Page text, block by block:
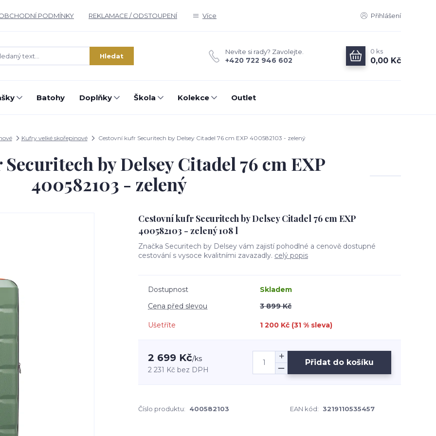
PODMÍNKY REKLAMACE / ODSTOUPENÍ Více Přihlášení
Hledat
Nevíte si rady? Zavolejte.
+420 722 946 602
0 ks
0,00 Kč
Batohy Doplňky Škola Kolekce Outlet
Kufry velké skořepinové Cestovní kufr Securitech by Delsey Citadel 76 cm EXP 400582103 - zelený
by Delsey Citadel 76 cm EXP
400582103 - zelený
Cestovní kufr Securitech by Delsey Citadel 76 cm EXP
400582103 - zelený 108 l
Značka Securitech by Delsey vám zajistí pohodlné a cenově dostupné
cestování s vysoce kvalitními zavazadly. celý popis
Dostupnost
Skladem
Cena před slevou
3 899 Kč
Ušetříte 1 200 Kč (31 % sleva)
2 699 Kč/ks
2 231 Kč bez DPH
Přidat do košíku
Číslo produktu: 400582103 EAN kód: 3219110535457